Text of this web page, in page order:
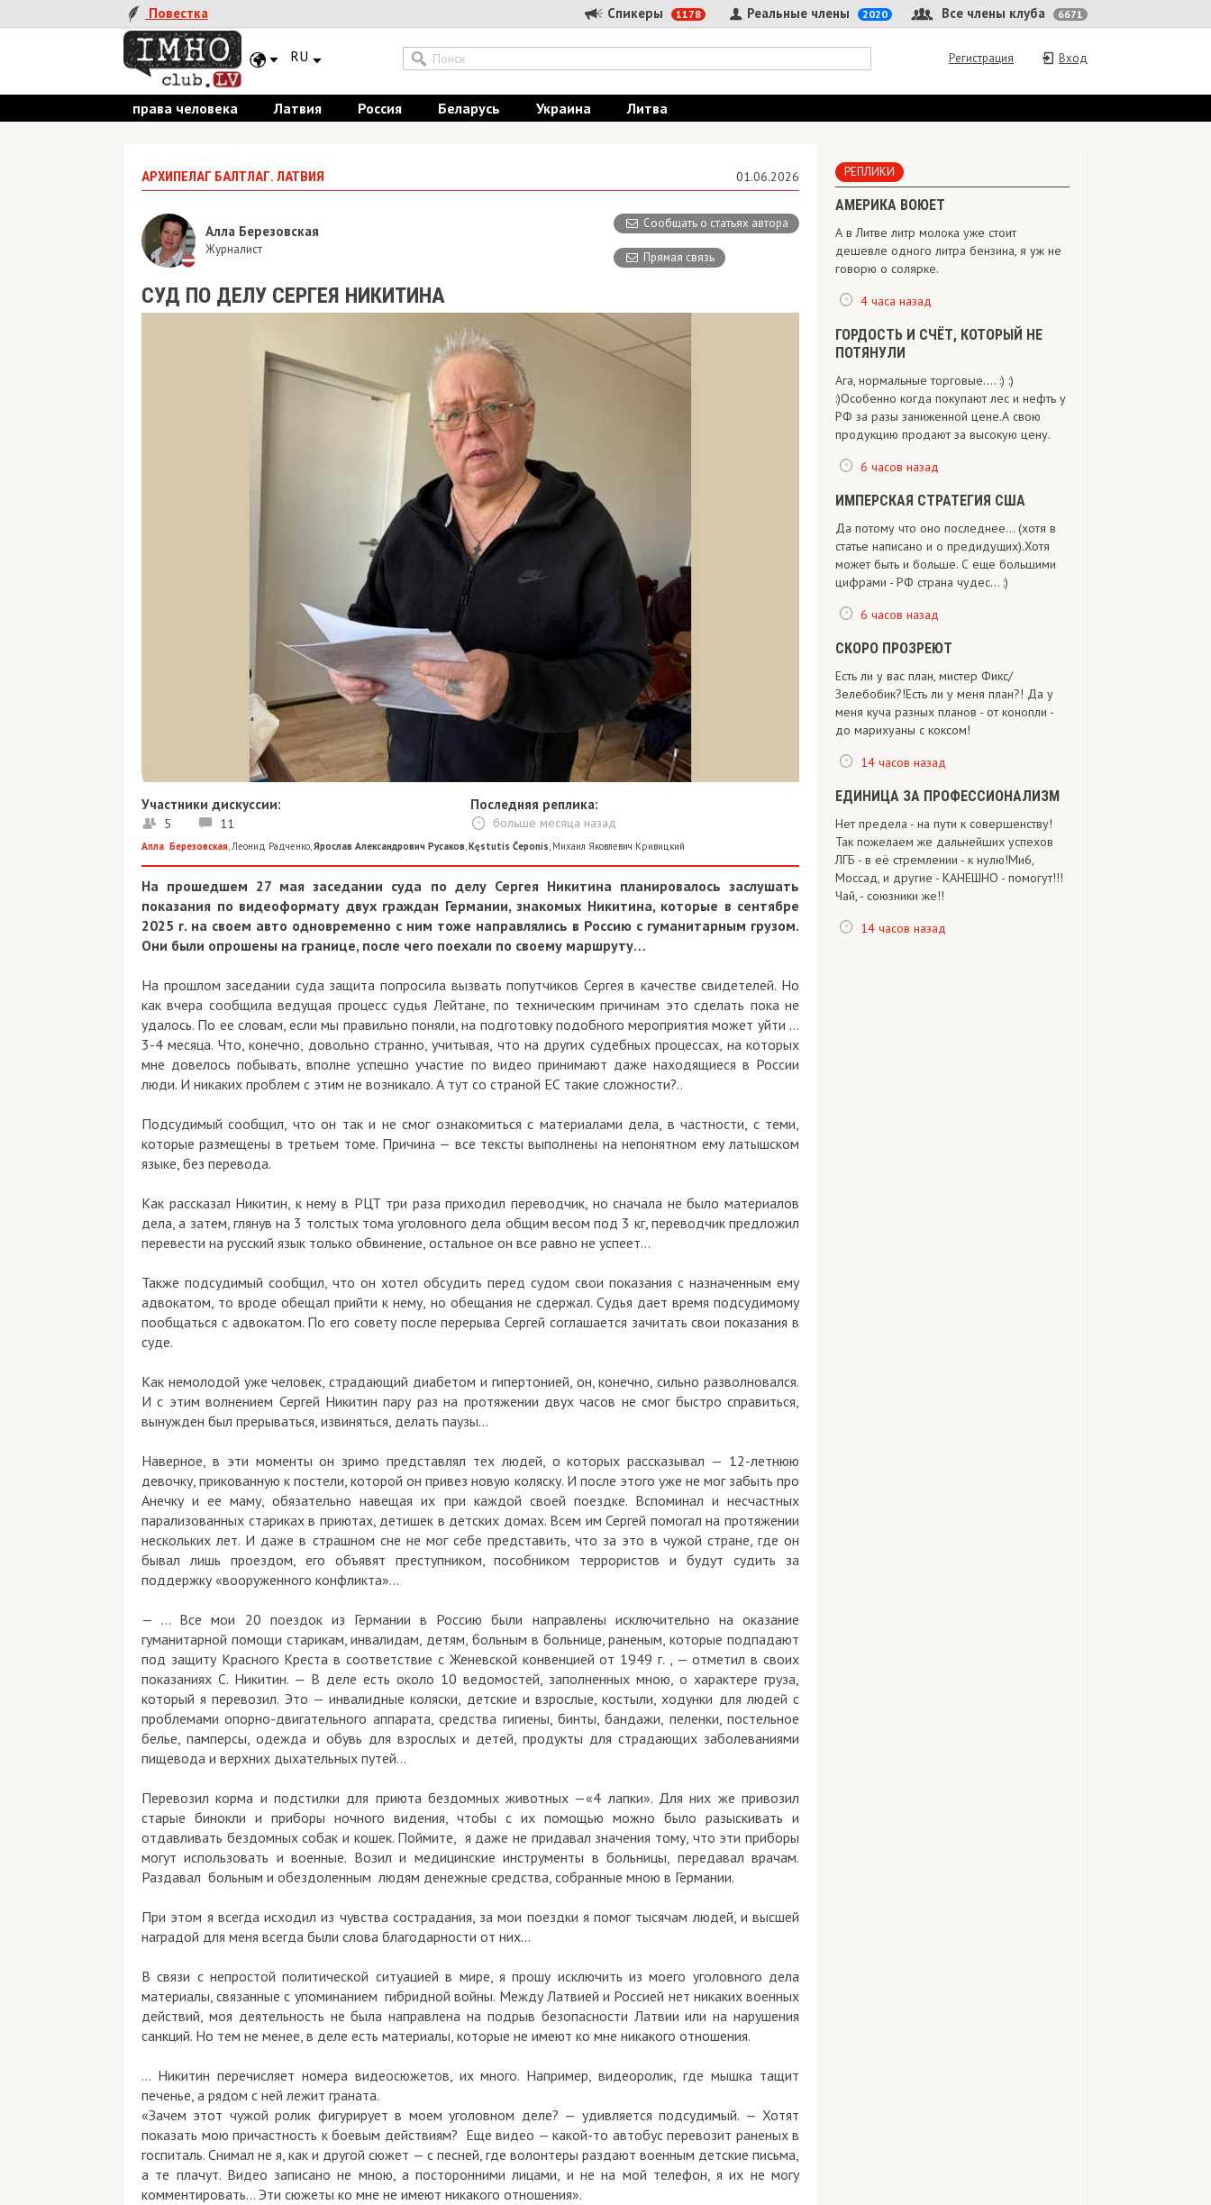
Повестка Спикеры 1178 Все члены клуба 6671
Реальные члены 2020
RU Вход
Регистрация
права человека Латвия Россия Беларусь Украина Литва
АРХИПЕЛАГ БАЛТЛАГ. ЛАТВИЯ 01.06.2026
Сообщать о статьях автора
Прямая связь
Алла Березовская
Журналист
СУД ПО ДЕЛУ СЕРГЕЯ НИКИТИНА
Участники дискуссии:
5 11
Последняя реплика:
больше месяца назад
Алла Березовская,Леонид Радченко,Ярослав Александрович Русаков,Kęstutis Čeponis, Михаил Яковлевич Кривицкий
На прошедшем 27 мая заседании суда по делу Сергея Никитина планировалось заслушать
показания по видеоформату двух граждан Германии, знакомых Никитина, которые в сентябре
2025 г. на своем авто одновременно с ним тоже направлялись в Россию с гуманитарным грузом.
Они были опрошены на границе, после чего поехали по своему маршруту…
На прошлом заседании суда защита попросила вызвать попутчиков Сергея в качестве свидетелей. Но
как вчера сообщила ведущая процесс судья Лейтане, по техническим причинам это сделать пока не
удалось. По ее словам, если мы правильно поняли, на подготовку подобного мероприятия может уйти …
3-4 месяца. Что, конечно, довольно странно, учитывая, что на других судебных процессах, на которых
мне довелось побывать, вполне успешно участие по видео принимают даже находящиеся в России
люди. И никаких проблем с этим не возникало. А тут со страной ЕС такие сложности?..
Подсудимый сообщил, что он так и не смог ознакомиться с материалами дела, в частности, с теми,
которые размещены в третьем томе. Причина — все тексты выполнены на непонятном ему латышском
языке, без перевода.
Как рассказал Никитин, к нему в РЦТ три раза приходил переводчик, но сначала не было материалов
дела, а затем, глянув на 3 толстых тома уголовного дела общим весом под 3 кг, переводчик предложил
перевести на русский язык только обвинение, остальное он все равно не успеет...
Также подсудимый сообщил, что он хотел обсудить перед судом свои показания с назначенным ему
адвокатом, то вроде обещал прийти к нему, но обещания не сдержал. Судья дает время подсудимому
пообщаться с адвокатом. По его совету после перерыва Сергей соглашается зачитать свои показания в
суде.
Как немолодой уже человек, страдающий диабетом и гипертонией, он, конечно, сильно разволновался.
И с этим волнением Сергей Никитин пару раз на протяжении двух часов не смог быстро справиться,
вынужден был прерываться, извиняться, делать паузы…
Наверное, в эти моменты он зримо представлял тех людей, о которых рассказывал — 12-летнюю
девочку, прикованную к постели, которой он привез новую коляску. И после этого уже не мог забыть про
Анечку и ее маму, обязательно навещая их при каждой своей поездке. Вспоминал и несчастных
парализованных стариках в приютах, детишек в детских домах. Всем им Сергей помогал на протяжении
нескольких лет. И даже в страшном сне не мог себе представить, что за это в чужой стране, где он
бывал лишь проездом, его объявят преступником, пособником террористов и будут судить за
поддержку «вооруженного конфликта»…
— … Все мои 20 поездок из Германии в Россию были направлены исключительно на оказание
гуманитарной помощи старикам, инвалидам, детям, больным в больнице, раненым, которые подпадают
под защиту Красного Креста в соответствие с Женевской конвенцией от 1949 г. , — отметил в своих
показаниях С. Никитин. — В деле есть около 10 ведомостей, заполненных мною, о характере груза,
который я перевозил. Это — инвалидные коляски, детские и взрослые, костыли, ходунки для людей с
проблемами опорно-двигательного аппарата, средства гигиены, бинты, бандажи, пеленки, постельное
белье, памперсы, одежда и обувь для взрослых и детей, продукты для страдающих заболеваниями
пищевода и верхних дыхательных путей…
Перевозил корма и подстилки для приюта бездомных животных —«4 лапки». Для них же привозил
старые бинокли и приборы ночного видения, чтобы с их помощью можно было разыскивать и
отдавливать бездомных собак и кошек. Поймите, я даже не придавал значения тому, что эти приборы
могут использовать и военные. Возил и медицинские инструменты в больницы, передавал врачам.
Раздавал больным и обездоленным людям денежные средства, собранные мною в Германии.
При этом я всегда исходил из чувства сострадания, за мои поездки я помог тысячам людей, и высшей
наградой для меня всегда были слова благодарности от них…
В связи с непростой политической ситуацией в мире, я прошу исключить из моего уголовного дела
материалы, связанные с упоминанием гибридной войны. Между Латвией и Россией нет никаких военных
действий, моя деятельность не была направлена на подрыв безопасности Латвии или на нарушения
санкций. Но тем не менее, в деле есть материалы, которые не имеют ко мне никакого отношения.
… Никитин перечисляет номера видеосюжетов, их много. Например, видеоролик, где мышка тащит
печенье, а рядом с ней лежит граната.
«Зачем этот чужой ролик фигурирует в моем уголовном деле? — удивляется подсудимый. — Хотят
показать мою причастность к боевым действиям? Еще видео — какой-то автобус перевозит раненых в
госпиталь. Снимал не я, как и другой сюжет — с песней, где волонтеры раздают военным детские письма,
а те плачут. Видео записано не мною, а посторонними лицами, и не на мой телефон, я их не могу
комментировать… Эти сюжеты ко мне не имеют никакого отношения».
РЕПЛИКИ
АМЕРИКА ВОЮЕТ
А в Литве литр молока уже стоит
дешевле одного литра бензина, я уж не
говорю о солярке.
4 часа назад
ГОРДОСТЬ И СЧЁТ, КОТОРЫЙ НЕ
ПОТЯНУЛИ
Ага, нормальные торговые.... :) :)
:)Особенно когда покупают лес и нефть у
РФ за разы заниженной цене.А свою
продукцию продают за высокую цену.
6 часов назад
ИМПЕРСКАЯ СТРАТЕГИЯ США
Да потому что оно последнее... (хотя в
статье написано и о предидущих).Хотя
может быть и больше. С еще большими
цифрами - РФ страна чудес... :)
6 часов назад
СКОРО ПРОЗРЕЮТ
Есть ли у вас план, мистер Фикс/
Зелебобик?!Есть ли у меня план?! Да у
меня куча разных планов - от конопли -
до марихуаны с коксом!
14 часов назад
ЕДИНИЦА ЗА ПРОФЕССИОНАЛИЗМ
Нет предела - на пути к совершенству!
Так пожелаем же дальнейших успехов
ЛГБ - в её стремлении - к нулю!Ми6,
Моссад, и другие - КАНЕШНО - помогут!!!
Чай, - союзники же!!
14 часов назад